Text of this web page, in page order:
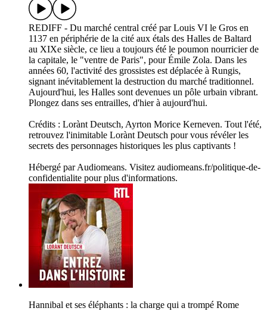
REDIFF - Du marché central créé par Louis VI le Gros en
1137 en périphérie de la cité aux étals des Halles de Baltard
au XIXe siècle, ce lieu a toujours été le poumon nourricier de
la capitale, le "ventre de Paris", pour Émile Zola. Dans les
années 60, l'activité des grossistes est déplacée à Rungis,
signant inévitablement la destruction du marché traditionnel.
Aujourd'hui, les Halles sont devenues un pôle urbain vibrant.
Plongez dans ses entrailles, d'hier à aujourd'hui.
Crédits : Lorànt Deutsch, Ayrton Morice Kerneven. Tout l'été,
retrouvez l'inimitable Lorànt Deutsch pour vous révéler les
secrets des personnages historiques les plus captivants !
Hébergé par Audiomeans. Visitez audiomeans.fr/politique-de-
confidentialite pour plus d'informations.
Hannibal et ses éléphants : la charge qui a trompé Rome